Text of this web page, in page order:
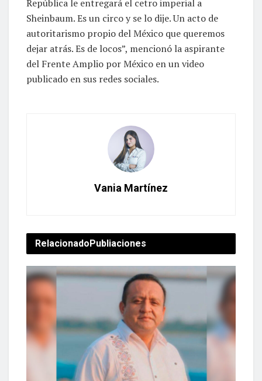
República le entregará el cetro imperial a
Sheinbaum. Es un circo y se lo dije. Un acto de
autoritarismo propio del México que queremos
dejar atrás. Es de locos”, mencionó la aspirante
del Frente Amplio por México en un video
publicado en sus redes sociales.
Vania Martínez
Relacionado Publiaciones